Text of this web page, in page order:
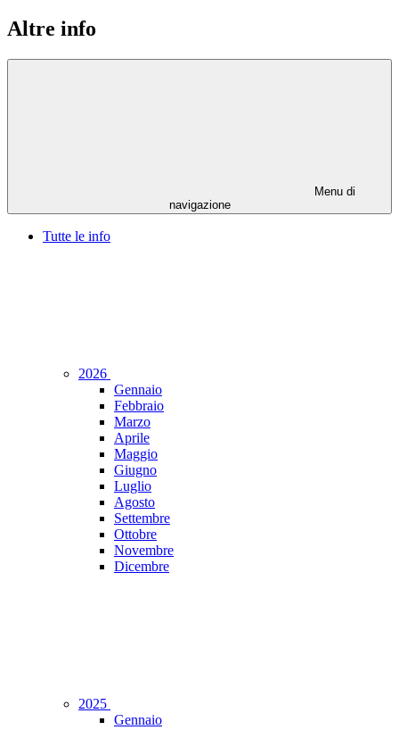
Altre info
Menu di
navigazione
Tutte le info
2026
Gennaio
Febbraio
Marzo
Aprile
Maggio
Giugno
Luglio
Agosto
Settembre
Ottobre
Novembre
Dicembre
2025
Gennaio